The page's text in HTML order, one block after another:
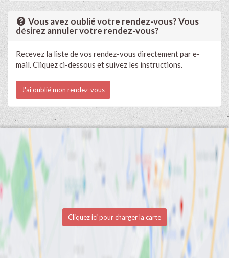
Vous avez oublié votre rendez-vous? Vous
désirez annuler votre rendez-vous?
Recevez la liste de vos rendez-vous directement par e-
mail. Cliquez ci-dessous et suivez les instructions.
J'ai oublié mon rendez-vous
Cliquez ici pour charger la carte